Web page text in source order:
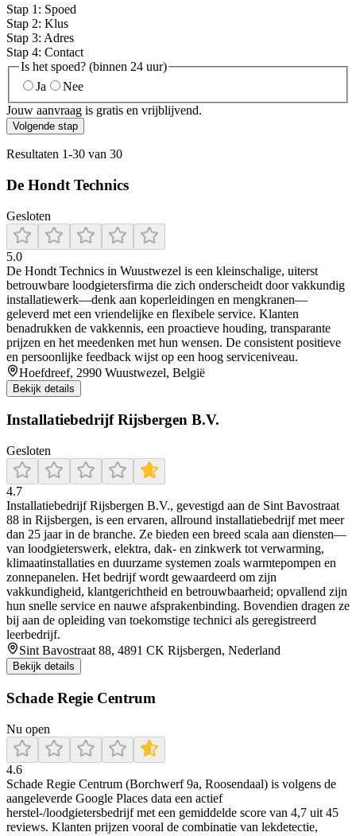
Stap 1 : Spoed
Stap 2: Klus
Stap 3: Adres
Stap 4: Contact
Is het spoed? (binnen 24 uur)
Ja
Nee
Jouw aanvraag is gratis en vrijblijvend.
Volgende stap
Resultaten 1-30 van 30
De Hondt Technics
Gesloten
5.0
De Hondt Technics in Wuustwezel is een kleinschalige, uiterst
betrouwbare loodgietersfirma die zich onderscheidt door vakkundig
installatiewerk—denk aan koperleidingen en mengkranen—
geleverd met een vriendelijke en flexibele service. Klanten
benadrukken de vakkennis, een proactieve houding, transparante
prijzen en het meedenken met hun wensen. De consistent positieve
en persoonlijke feedback wijst op een hoog serviceniveau.
Hoefdreef, 2990 Wuustwezel, België
Bekijk details
Installatiebedrijf Rijsbergen B.V.
Gesloten
4.7
Installatiebedrijf Rijsbergen B.V., gevestigd aan de Sint Bavostraat
88 in Rijsbergen, is een ervaren, allround installatiebedrijf met meer
dan 25 jaar in de branche. Ze bieden een breed scala aan diensten—
van loodgieterswerk, elektra, dak- en zinkwerk tot verwarming,
klimaatinstallaties en duurzame systemen zoals warmtepompen en
zonnepanelen. Het bedrijf wordt gewaardeerd om zijn
vakkundigheid, klantgerichtheid en betrouwbaarheid; opvallend zijn
hun snelle service en nauwe afsprakenbinding. Bovendien dragen ze
bij aan de opleiding van toekomstige technici als geregistreerd
leerbedrijf.
Sint Bavostraat 88, 4891 CK Rijsbergen, Nederland
Bekijk details
Schade Regie Centrum
Nu open
4.6
Schade Regie Centrum (Borchwerf 9a, Roosendaal) is volgens de
aangeleverde Google Places data een actief
herstel-/loodgietersbedrijf met een gemiddelde score van 4,7 uit 45
reviews. Klanten prijzen vooral de combinatie van lekdetectie,